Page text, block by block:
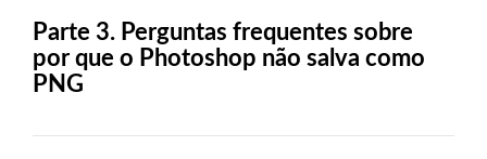
Parte 3. Perguntas frequentes sobre
por que o Photoshop não salva como
PNG